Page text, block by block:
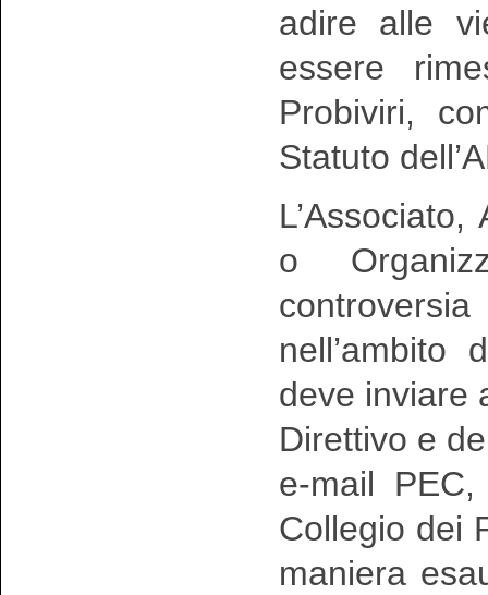
adire alle
essere
Probiviri,
Statuto
o
nell’ambito
deve inviare
Direttivo e
e-mail
Collegio dei
maniera